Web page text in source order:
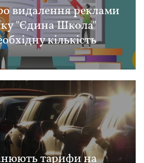
видалення реклами
"Єдина Школа"
кількість
тарифи на